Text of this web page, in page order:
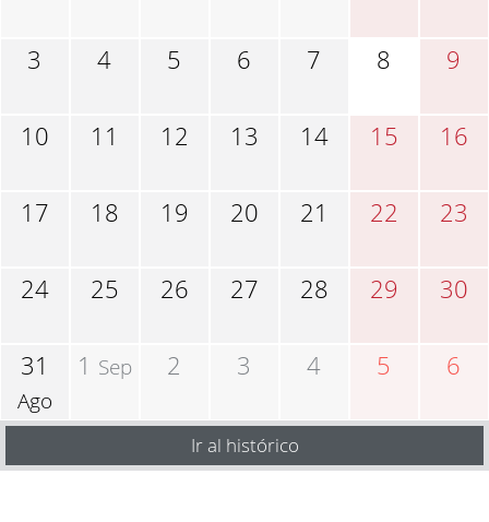
3 4 5 6 7 8 9
10 11 12 13 14 15 16
17 18 19 20 21 22 23
24 25 26 27 28 29 30
31
Ago
1 Sep 2 3 4 5 6
Ir al histórico